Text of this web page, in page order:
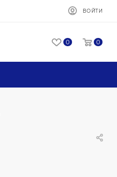
ВОЙТИ
0 0